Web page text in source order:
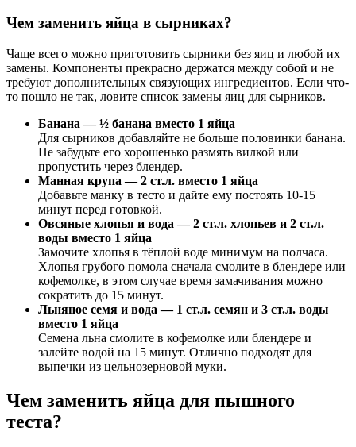
Чем заменить яйца в сырниках?
Чаще всего можно приготовить сырники без яиц и любой их
замены. Компоненты прекрасно держатся между собой и не
требуют дополнительных связующих ингредиентов. Если что-
то пошло не так, ловите список замены яиц для сырников.
Банана — ½ банана вместо 1 яйца
Для сырников добавляйте не больше половинки банана.
Не забудьте его хорошенько размять вилкой или
пропустить через блендер.
Манная крупа — 2 ст.л. вместо 1 яйца
Добавьте манку в тесто и дайте ему постоять 10-15
минут перед готовкой.
Овсяные хлопья и вода — 2 ст.л. хлопьев и 2 ст.л.
воды вместо 1 яйца
Замочите хлопья в тёплой воде минимум на полчаса.
Хлопья грубого помола сначала смолите в блендере или
кофемолке, в этом случае время замачивания можно
сократить до 15 минут.
Льняное семя и вода — 1 ст.л. семян и 3 ст.л. воды
вместо 1 яйца
Семена льна смолите в кофемолке или блендере и
залейте водой на 15 минут. Отлично подходят для
выпечки из цельнозерновой муки.
Чем заменить яйца для пышного
теста?